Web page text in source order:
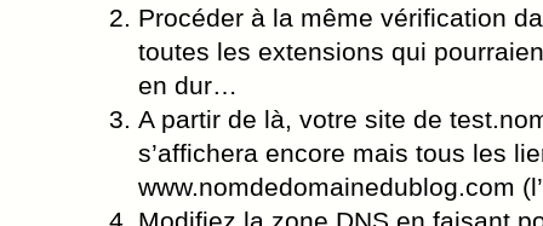
Procéder à la même vérification
toutes les extensions qui
en dur…
A partir de là, votre site de
s’affichera encore mais tous les
www.nomdedomainedublog.com
Modifiez la zone DNS en faisant